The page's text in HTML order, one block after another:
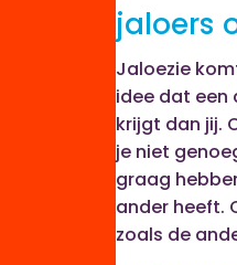
jaloers
Jaloezie
idee dat een
krijgt dan jij.
je niet
graag
ander heeft.
zoals de